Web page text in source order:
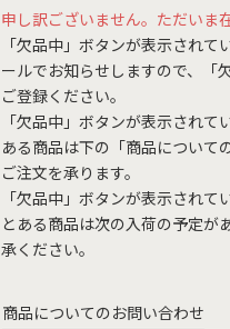
申し訳ございません。ただいま
「欠品中」ボタンが表示され
ールでお知らせしますので、「
ご登録ください。
「欠品中」ボタンが表示され
ある商品は下の「商品について
ご注文を承ります。
「欠品中」ボタンが表示されて
とある商品は次の入荷の予定が
承ください。
商品についてのお問い合わせ